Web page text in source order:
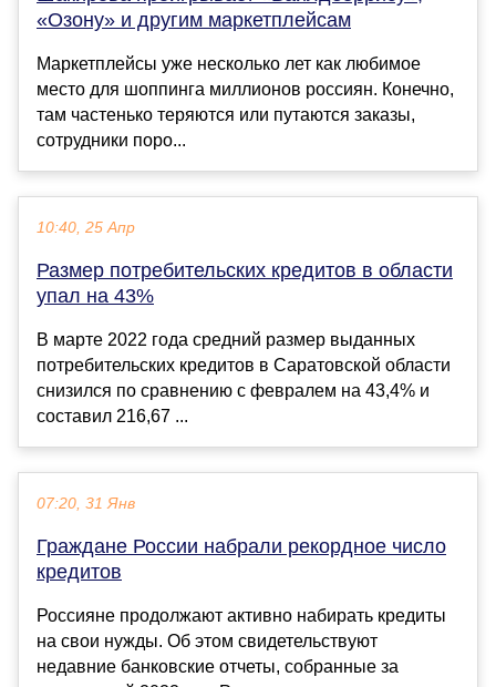
«Озону» и другим маркетплейсам
Маркетплейсы уже несколько лет как любимое
место для шоппинга миллионов россиян. Конечно,
там частенько теряются или путаются заказы,
сотрудники поро...
10:40, 25 Апр
Размер потребительских кредитов в области
упал на 43%
В марте 2022 года средний размер выданных
потребительских кредитов в Саратовской области
снизился по сравнению с февралем на 43,4% и
составил 216,67 ...
07:20, 31 Янв
Граждане России набрали рекордное число
кредитов
Россияне продолжают активно набирать кредиты
на свои нужды. Об этом свидетельствуют
недавние банковские отчеты, собранные за